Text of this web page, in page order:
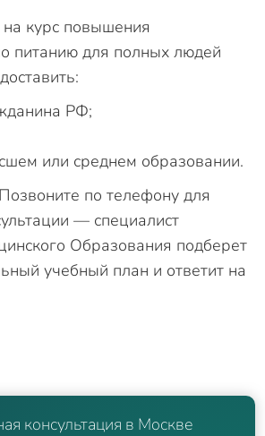
курс повышения
питанию для полных людей
РФ;
или среднем образовании.
по телефону для
— специалист
Образования подберет
учебный план и ответит на
консультация в Москве